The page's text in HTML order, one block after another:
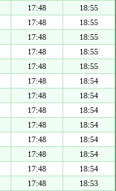
17:48
18:55
17:48
18:55
17:48
18:55
17:48
18:55
17:48
18:55
17:48
18:54
17:48
18:54
17:48
18:54
17:48
18:54
17:48
18:54
17:48
18:54
17:48
18:54
17:48
18:53